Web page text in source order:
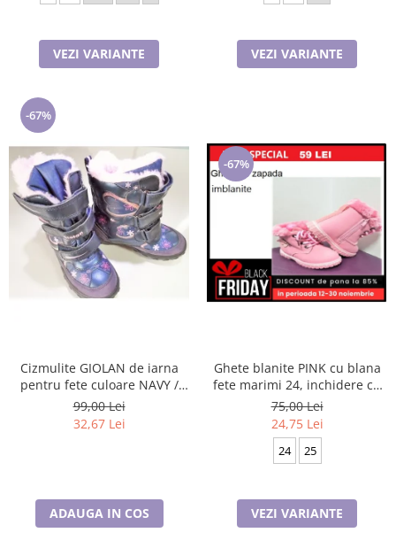
VEZI VARIANTE VEZI VARIANTE
-67%
Cizmulite GIOLAN de iarna
pentru fete culoare NAVY /
PINK marimi 25-29
99,00 Lei
32,67 Lei
ADAUGA IN COS
-67%
Ghete blanite PINK cu blana
fete marimi 24, inchidere cu
scai si fermoar
75,00 Lei
24,75 Lei
24 25
VEZI VARIANTE